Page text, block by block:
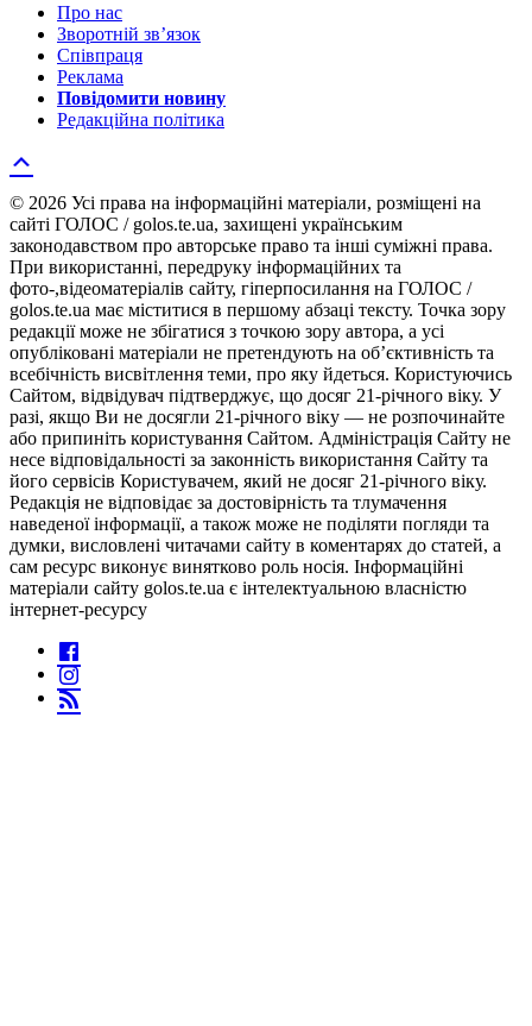
Про нас
Зворотній зв’язок
Співпраця
Реклама
Повідомити новину
Редакційна політика
© 2026 Усі права на інформаційні матеріали, розміщені на
сайті ГОЛОС / golos.te.ua, захищені українським
законодавством про авторське право та інші суміжні права.
При використанні, передруку інформаційних та
фото-,відеоматеріалів сайту, гіперпосилання на ГОЛОС /
golos.te.ua має міститися в першому абзаці тексту. Точка зору
редакції може не збігатися з точкою зору автора, а усі
опубліковані матеріали не претендують на об’єктивність та
всебічність висвітлення теми, про яку йдеться. Користуючись
Сайтом, відвідувач підтверджує, що досяг 21-річного віку. У
разі, якщо Ви не досягли 21-річного віку — не розпочинайте
або припиніть користування Сайтом. Адміністрація Сайту не
несе відповідальності за законність використання Сайту та
його сервісів Користувачем, який не досяг 21-річного віку.
Редакція не відповідає за достовірність та тлумачення
наведеної інформації, а також може не поділяти погляди та
думки, висловлені читачами сайту в коментарях до статей, а
сам ресурс виконує винятково роль носія. Інформаційні
матеріали сайту golos.te.ua є інтелектуальною власністю
інтернет-ресурсу